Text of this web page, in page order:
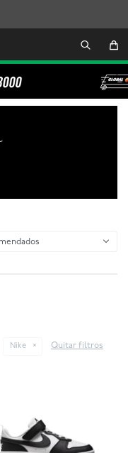
Nike Quitar filtros